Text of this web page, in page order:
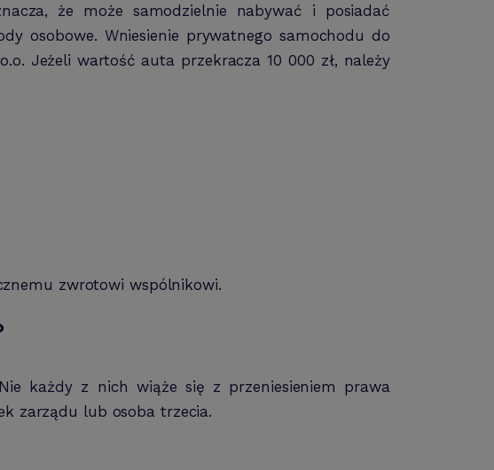
że może samodzielnie nabywać i posiadać
osobowe. Wniesienie prywatnego samochodu do
Jeżeli wartość auta przekracza 10 000 zł, należy
zwrotowi wspólnikowi.
każdy z nich wiąże się z przeniesieniem prawa
zarządu lub osoba trzecia.